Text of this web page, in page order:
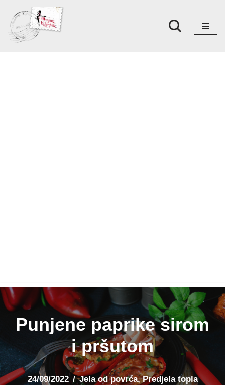
Skoči
na
Punjene paprike sirom
i pršutom
24/09/2022 Jela od povrća,Predjela topla